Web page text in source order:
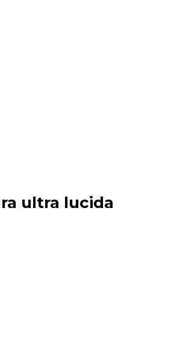
ultra lucida